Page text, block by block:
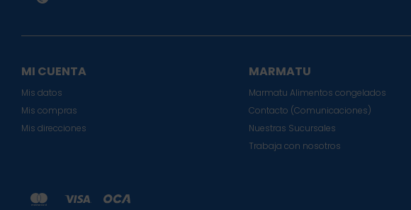
MI CUENTA
Mis datos
Mis compras
Mis direcciones
MARMATU
Marmatu Alimentos congelados
Contacto (Comunicaciones)
Nuestras Sucursales
Trabaja con nosotros